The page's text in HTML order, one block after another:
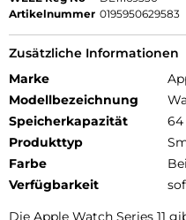
Artikelnummer 0195950629583
Zusätzliche Informationen
Marke
Modellbezeichnung
Speicherkapazität
64
Produkttyp
Farbe
Verfügbarkeit
Die Apple Watch Series 11